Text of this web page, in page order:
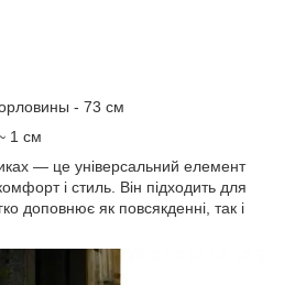
- 73 см
1 см
— це універсальний елемент
і стиль. Він підходить для
доповнює як повсякденні, так і